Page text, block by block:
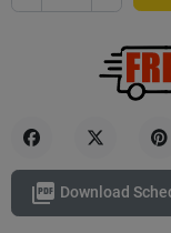
 Download